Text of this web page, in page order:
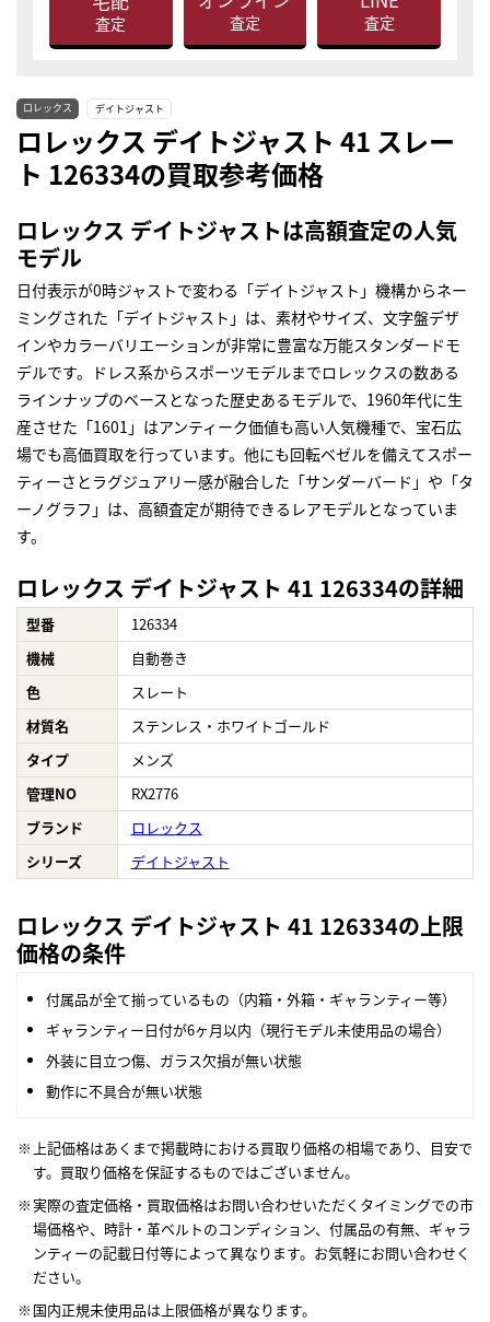
査定 査定 査定
ロレックス デイトジャスト
ロレックス デイトジャスト 41 スレー
ト 126334の買取参考価格
ロレックス デイトジャストは高額査定の人気
モデル
日付表示が0時ジャストで変わる「デイトジャスト」機構からネー
ミングされた「デイトジャスト」は、素材やサイズ、文字盤デザ
インやカラーバリエーションが非常に豊富な万能スタンダードモ
デルです。ドレス系からスポーツモデルまでロレックスの数ある
ラインナップのベースとなった歴史あるモデルで、1960年代に生
産させた「1601」はアンティーク価値も高い人気機種で、宝石広
場でも高価買取を行っています。他にも回転ベゼルを備えてスポー
ティーさとラグジュアリー感が融合した「サンダーバード」や「タ
ーノグラフ」は、高額査定が期待できるレアモデルとなっていま
す。
ロレックス デイトジャスト 41 126334の詳細
型番
126334
機械
自動巻き
色
スレート
材質名
ステンレス・ホワイトゴールド
タイプ
メンズ
管理NO
RX2776
ブランド
ロレックス
シリーズ
デイトジャスト
ロレックス デイトジャスト 41 126334の上限
価格の条件
付属品が全て揃っているもの（内箱・外箱・ギャランティー等）
ギャランティー日付が6ヶ月以内（現行モデル未使用品の場合）
外装に目立つ傷、ガラス欠損が無い状態
動作に不具合が無い状態
上記価格はあくまで掲載時における買取り価格の相場であり、目安で
す。買取り価格を保証するものではございません。
実際の査定価格・買取価格はお問い合わせいただくタイミングでの市
場価格や、時計・革ベルトのコンディション、付属品の有無、ギャラ
ンティーの記載日付等によって異なります。お気軽にお問い合わせく
ださい。
国内正規未使用品は上限価格が異なります。